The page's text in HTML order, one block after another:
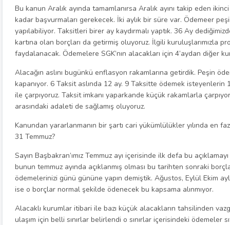
Bu kanun Aralık ayında tamamlanırsa Aralık ayını takip eden
kadar başvurmaları gerekecek. İki aylık bir süre var. Ödemeer
yapılabiliyor. Taksitleri birer ay kaydırmalı yaptık. 36 Ay
kartına olan borçları da getirmiş oluyoruz. İlgili kuruluşlarımızla
faydalanacak. Ödemelere SGK’nın alacakları için 4’aydan diğer
Alacağın aslını bugünkü enflasyon rakamlarına getirdik. Peşin
kapanıyor. 6 Taksit aslında 12 ay. 9 Taksitte ödemek
ile çarpıyoruz. Taksit imkanı yaparkande küçük rakamlarla
arasındaki adaleti de sağlamış oluyoruz.
Kanundan yararlanmanın bir şartı cari yükümlülükler yılında en
31 Temmuz?
Sayın Başbakran’ımız Temmuz ayı içerisinde ilk defa bu
bunun temmuz ayında açıklanmış olması bu tarihten sonraki
ödemelerinizi günü gününe yapın demiştik. Ağustos, Eylül Ekim
ise o borçlar normal şekilde ödenecek bu kapsama alınmıyor.
Alacaklı kurumlar itibari ile bazı küçük alacakların tahsilinden
ulaşım için belli sınırlar belirlendi o sınırlar içerisindeki ödemeler